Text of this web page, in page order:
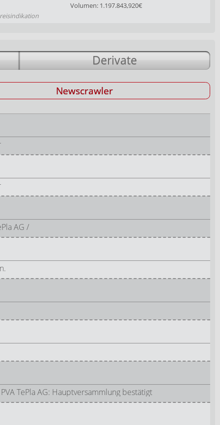
Volumen: 1.197.843,920€
Derivate
Newscrawler
AG /
TePla AG: Hauptversammlung bestätigt